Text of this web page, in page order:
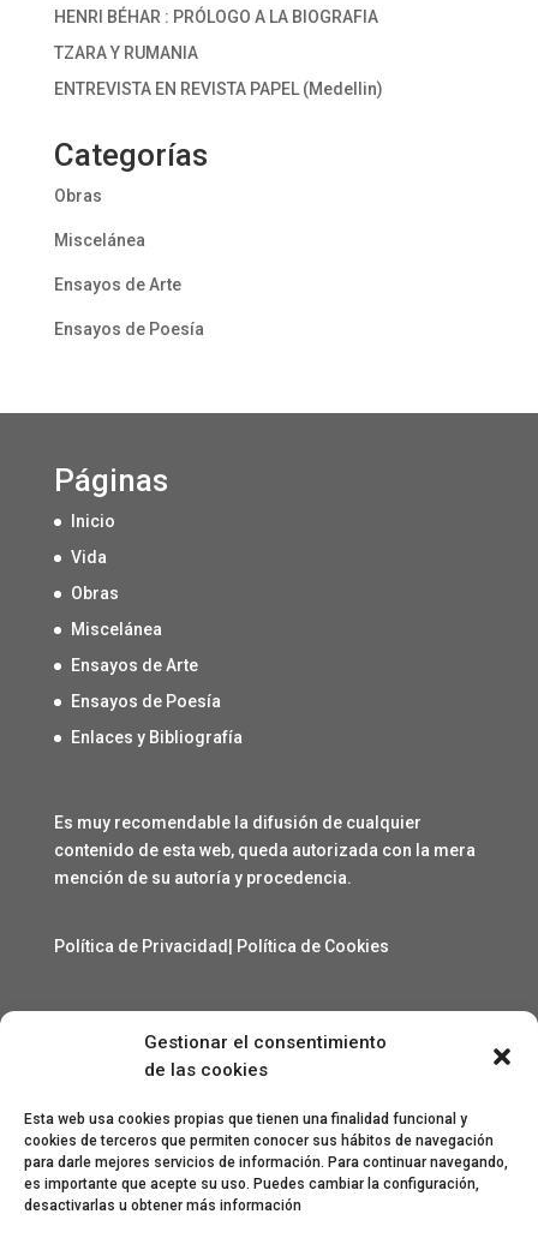
Gestionar el consentimiento
de las cookies
Esta web usa cookies propias que tienen una finalidad funcional y
cookies de terceros que permiten conocer sus hábitos de navegación
para darle mejores servicios de información. Para continuar navegando,
es importante que acepte su uso. Puedes cambiar la configuración,
desactivarlas u obtener más información
HENRI BÉHAR : PRÓLOGO A LA BIOGRAFIA
TZARA Y RUMANIA
ENTREVISTA EN REVISTA PAPEL (Medellin)
Categorías
Obras
Miscelánea
Ensayos de Arte
Ensayos de Poesía
Páginas
Inicio
Vida
Obras
Miscelánea
Ensayos de Arte
Ensayos de Poesía
Enlaces y Bibliografía
Es muy recomendable la difusión de cualquier
contenido de esta web, queda autorizada con la mera
mención de su autoría y procedencia.
Política de Privacidad Política de Cookies
Contacto
angelcarmelo1956@gmail.com
Especial agradecimiento a Lorenzo Sanjuan Pertusa,
Eva San Martín, Jesús Benito Pertusa, Marcelino Sesé